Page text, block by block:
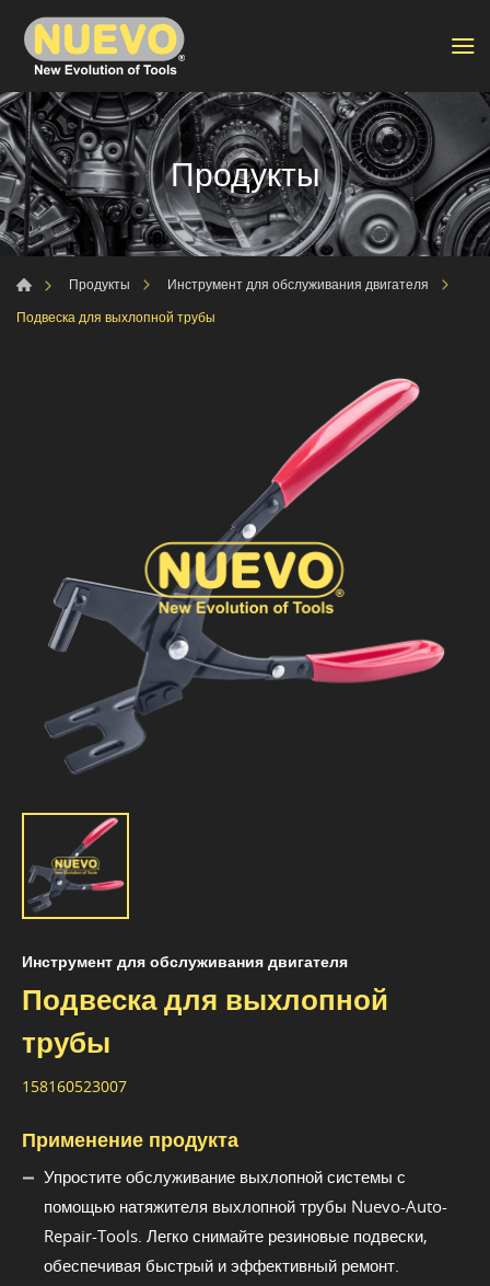
Продукты
Продукты
Инструмент для обслуживания двигателя
Подвеска для выхлопной трубы
Инструмент для обслуживания двигателя
Подвеска для выхлопной
трубы
158160523007
Применение продукта
Упростите обслуживание выхлопной системы с
помощью натяжителя выхлопной трубы Nuevo-Auto-
Repair-Tools. Легко снимайте резиновые подвески,
обеспечивая быстрый и эффективный ремонт.